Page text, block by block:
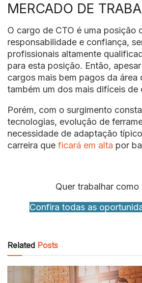
MERCADO DE
O cargo de CTO é uma posição
responsabilidade e confiança,
profissionais altamente
para esta posição. Então,
cargos mais bem pagos da área
também um dos mais difíceis de
Porém, com o surgimento
tecnologias, evolução de
necessidade de adaptação
carreira que ficará em alta por
Quer trabalhar como
Confira todas as
Related Posts